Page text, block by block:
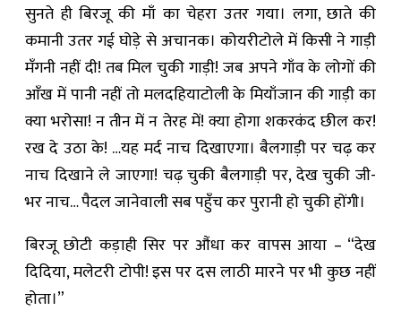
सुनते ही बिरजू की माँ का चेहरा उतर गया। लगा, छाते की
कमानी उतर गई घोड़े से अचानक। कोयरीटोले में किसी ने गाड़ी
मँगनी नहीं दी! तब मिल चुकी गाड़ी! जब अपने गाँव के लोगों की
आँख में पानी नहीं तो मलदहियाटोली के मियाँजान की गाड़ी का
क्या भरोसा! न तीन में न तेरह में! क्या होगा शकरकंद छील कर!
रख दे उठा के! …यह मर्द नाच दिखाएगा। बैलगाड़ी पर चढ़ कर
नाच दिखाने ले जाएगा! चढ़ चुकी बैलगाड़ी पर, देख चुकी जी-
भर नाच… पैदल जानेवाली सब पहुँच कर पुरानी हो चुकी होंगी।
बिरजू छोटी कड़ाही सिर पर औंधा कर वापस आया – “देख
दिदिया, मलेटरी टोपी! इस पर दस लाठी मारने पर भी कुछ नहीं
होता।”